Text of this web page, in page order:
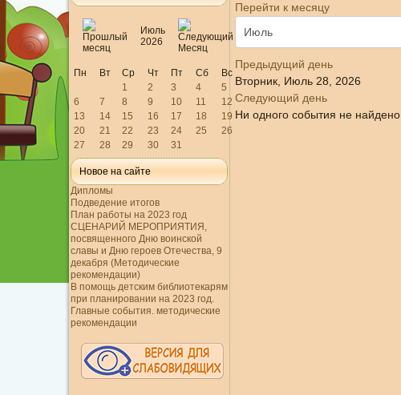
Июль
2026
Пн Вт Ср Чт Пт Сб
Вс
1
2 3 4
5
6
7 8 9 10 11
12
13
14 15 16 17 18
19
20
21 22 23 24 25
26
27
28 29 30 31
Новое на сайте
Дипломы
Подведение итогов
План работы на 2023 год
СЦЕНАРИЙ МЕРОПРИЯТИЯ,
посвященного Дню воинской
славы и Дню героев Отечества, 9
декабря (Методические
рекомендации)
В помощь детским библиотекарям
при планировании на 2023 год.
Главные события. методические
рекомендации
Перейти к месяцу
Предыдущий день
Вторник, Июль 28, 2026
Следующий день
Ни одного события не найдено